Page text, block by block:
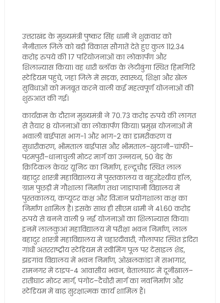
उत्तराखंड के मुख्यमंत्री पुष्कर सिंह धामी ने शुक्रवार को
नैनीताल जिले को बड़ी विकास सौगातें देते हुए कुल 112.34
करोड़ रुपये की 17 परियोजनाओं का लोकार्पण और
शिलान्यास किया। वह धारी ब्लॉक के लेटीबुंगा स्थित हिमगिरि
स्टेडियम पहुंचे, जहां जिले में सड़क, स्वास्थ्य, शिक्षा और खेल
सुविधाओं को मजबूत करने वाली कई महत्वपूर्ण योजनाओं की
शुरुआत की गई।
कार्यक्रम के दौरान मुख्यमंत्री ने 70.73 करोड़ रुपये की लागत
से तैयार 8 योजनाओं का लोकार्पण किया। प्रमुख योजनाओं में
भवाली बाईपास भाग-1 और भाग-2 का डामरीकरण व
सुधारीकरण, भीमताल बाईपास और भीमताल–खुटानी–चांफी–
परमपुरी–धानाचुली मोटर मार्ग का उन्नयन, 50 बेड के
क्रिटिकल केयर यूनिट का निर्माण, हल्दूचौड़ स्थित लाल
बहादुर शास्त्री महाविद्यालय में पुस्तकालय व बहुउद्देश्यीय हॉल,
ग्राम पुछड़ी में गौशाला निर्माण तथा जाडापानी विद्यालय में
पुस्तकालय, कंप्यूटर कक्ष और विज्ञान प्रयोगशाला कक्ष का
निर्माण शामिल है। इसके साथ ही सीएम धामी ने 41.60 करोड़
रुपये से बनने वाली 9 नई योजनाओं का शिलान्यास किया।
इनमें लालकुआं महाविद्यालय में परीक्षा भवन निर्माण, लाल
बहादुर शास्त्री महाविद्यालय में चहारदीवारी, गौलापार स्थित इंदिरा
गांधी अंतरराष्ट्रीय स्टेडियम में स्वीमिंग पूल पर टेंसाइल शेड,
झडगांव विद्यालय में भवन निर्माण, ओखलकांडा में सभागार,
रामनगर में टाइप-4 आवासीय भवन, बेतालघाट में दूनीखाल–
रातीघाट मोटर मार्ग, पंगोट–दैचोरी मार्ग का नवनिर्माण और
स्टेडियम में बाढ़ सुरक्षात्मक कार्य शामिल हैं।